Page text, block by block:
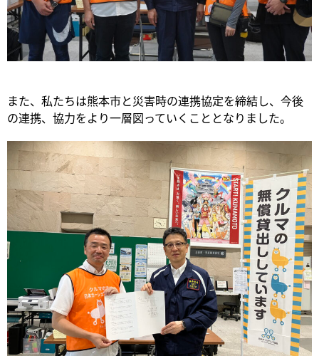
また、私たちは熊本市と災害時の連携協定を締結し、今後
の連携、協力をより一層図っていくこととなりました。